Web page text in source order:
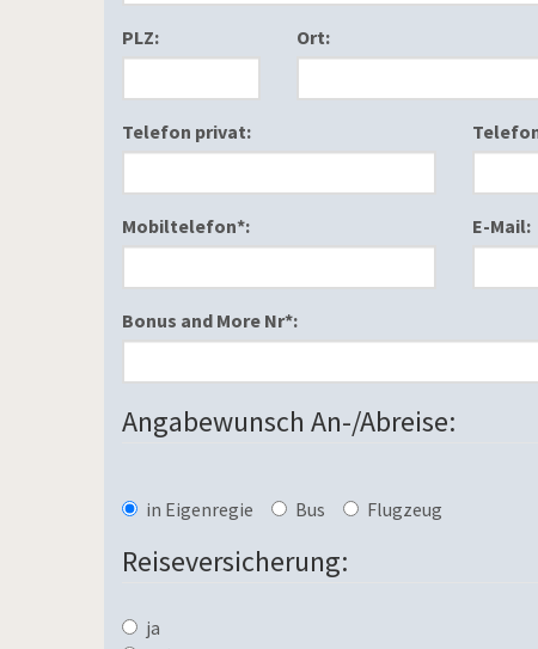
PLZ: Ort:
Telefon privat:
Mobiltelefon*: E-Mail:
Bonus and More Nr*:
Angabewunsch An-/Abreise:
in Eigenregie Bus Flugzeug
Reiseversicherung:
ja